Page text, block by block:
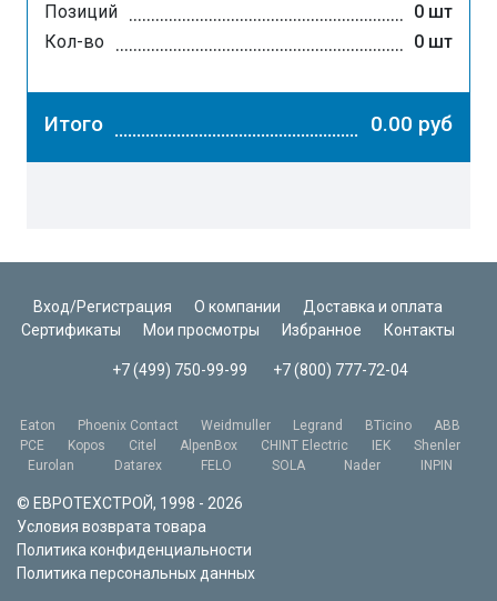
Позиций
0 шт
Кол-во
0 шт
Итого 0.00 руб
Вход/Регистрация О компании
Доставка и оплата
Сертификаты
Мои просмотры Избранное Контакты
+7 (499) 750-99-99 +7 (800) 777-72-04
Eaton Phoenix Contact Weidmuller Legrand BTicino
ABB
PCE
Kopos Citel AlpenBox CHINT Electric IEK
Shenler
Eurolan
Datarex FELO SOLA Nader INPIN
© ЕВРОТЕХСТРОЙ, 1998 - 2026
Условия возврата товара
Политика конфиденциальности
Политика персональных данных